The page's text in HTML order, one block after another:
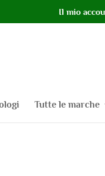
Il mio
Tutte le marche